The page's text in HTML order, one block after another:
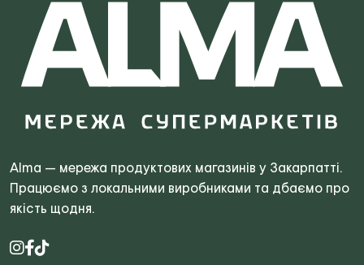
Alma — мережа продуктових магазинів у Закарпатті.
Працюємо з локальними виробниками та дбаємо про
якість щодня.